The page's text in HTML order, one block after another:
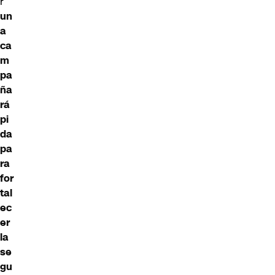
un
a
ca
m
pa
ña
rá
pi
da
pa
ra
for
tal
ec
er
la
se
gu